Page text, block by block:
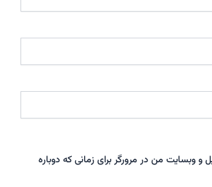
و وبسایت من در مرورگر برای زمانی که دوباره